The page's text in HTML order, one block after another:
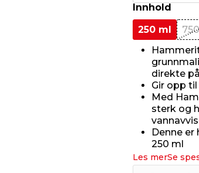
Innhold
250 ml
direkte
Gir opp
Med
sterk og
Denne
250 ml
Les merSe